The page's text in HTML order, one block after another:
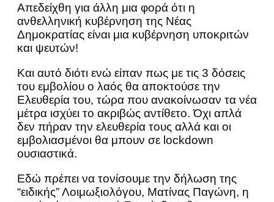
Απεδείχθη για άλλη μια φορά ότι η
ανθελληνική κυβέρνηση της Νέας
Δημοκρατίας είναι μια κυβέρνηση υποκριτών
και ψευτών!
Και αυτό διότι ενώ είπαν πως με τις 3 δόσεις
του εμβολίου ο λαός θα αποκτούσε την
Ελευθερία του, τώρα που ανακοίνωσαν τα νέα
μέτρα ισχύει το ακριβώς αντίθετο. Όχι απλά
δεν πήραν την ελευθερία τους αλλά και οι
εμβολιασμένοι θα μπουν σε lockdown
ουσιαστικά.
Εδώ πρέπει να τονίσουμε την δήλωση της
“ειδικής” Λοιμωξιολόγου, Ματίνας Παγώνη, η